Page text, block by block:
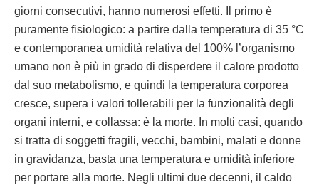
giorni consecutivi, hanno numerosi effetti. Il primo è
puramente fisiologico: a partire dalla temperatura di 35 °C
e contemporanea umidità relativa del 100% l’organismo
umano non è più in grado di disperdere il calore prodotto
dal suo metabolismo, e quindi la temperatura corporea
cresce, supera i valori tollerabili per la funzionalità degli
organi interni, e collassa: è la morte. In molti casi, quando
si tratta di soggetti fragili, vecchi, bambini, malati e donne
in gravidanza, basta una temperatura e umidità inferiore
per portare alla morte. Negli ultimi due decenni, il caldo